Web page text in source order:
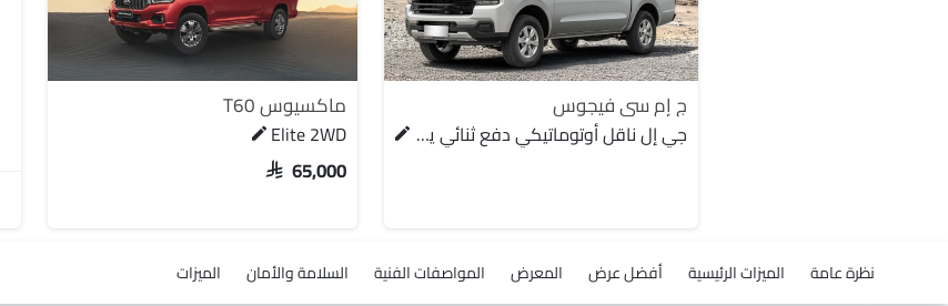
ج إم سي فيجوس
جي إل ناقل أوتوماتيكي دفع ثنائي يورو 4
ماكسيوس T60
Elite 2WD
SAR 65,000
نظرة عامة الميزات الرئيسية أفضل عرض المعرض المواصفات الفنية السلامة والأمان الميزات